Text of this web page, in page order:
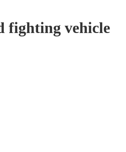
fighting vehicle